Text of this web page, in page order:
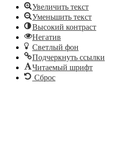
Увеличить текст
Уменьшить текст
Высокий контраст
Негатив
Светлый фон
Подчеркнуть ссылки
Читаемый шрифт
Сброс